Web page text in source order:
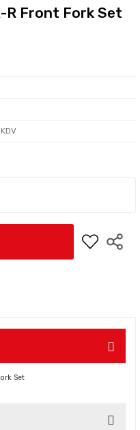
R Front Fork Set
Set